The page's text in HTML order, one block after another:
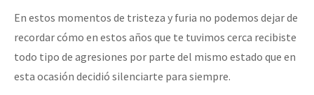
En estos momentos de tristeza y furia no podemos dejar de
recordar cómo en estos años que te tuvimos cerca recibiste
todo tipo de agresiones por parte del mismo estado que en
esta ocasión decidió silenciarte para siempre.